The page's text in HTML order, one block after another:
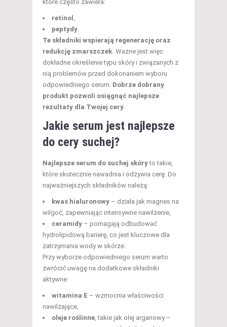
które często zawiera:
retinol
peptydy
Te składniki wspierają regenerację oraz
redukcję zmarszczek. Ważne jest więc
dokładne określenie typu skóry i związanych z
nią problemów przed dokonaniem wyboru
odpowiedniego serum. Dobrze dobrany
produkt pozwoli osiągnąć najlepsze
rezultaty dla Twojej cery.
Jakie serum jest najlepsze
do cery suchej?
Najlepsze serum do suchej skóryto takie,
które skutecznie nawadnia i odżywia cerę. Do
najważniejszych składników należą:
kwas hialuronowy – działa jak magnes na
wilgoć, zapewniając intensywne nawilżenie,
ceramidy – pomagają odbudować
hydrolipidową barierę, co jest kluczowe dla
zatrzymania wody w skórze.
Przy wyborze odpowiedniego serum warto
zwrócić uwagę na dodatkowe składniki
aktywne:
witamina E – wzmocnia właściwości
nawilżające,
oleje roślinne , takie jak olej arganowy –